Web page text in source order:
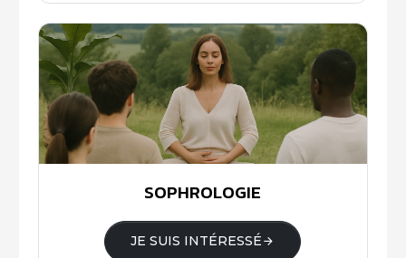
SOPHROLOGIE
JE SUIS INTÉRESSÉ